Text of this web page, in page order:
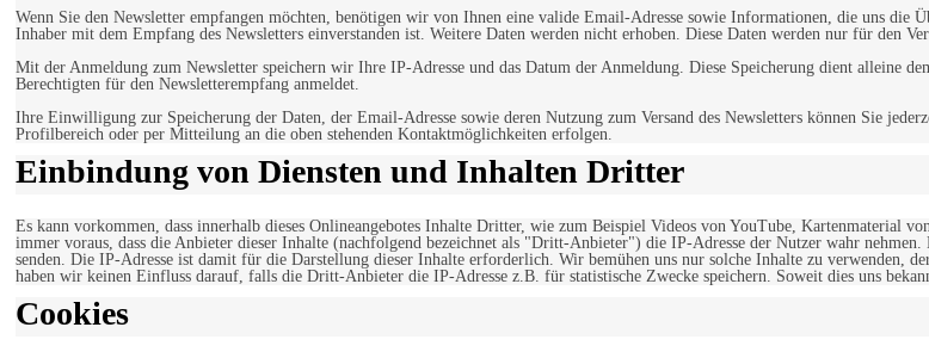
Wenn Sie den Newsletter empfangen möchten, benötigen wir von Ihnen eine valide Email-Adresse sowie Informationen, die uns die
Inhaber mit dem Empfang des Newsletters einverstanden ist. Weitere Daten werden nicht erhoben. Diese Daten werden nur für den
Mit der Anmeldung zum Newsletter speichern wir Ihre IP-Adresse und das Datum der Anmeldung. Diese Speicherung dient alleine
Berechtigten für den Newsletterempfang anmeldet.
Ihre Einwilligung zur Speicherung der Daten, der Email-Adresse sowie deren Nutzung zum Versand des Newsletters können Sie
Profilbereich oder per Mitteilung an die oben stehenden Kontaktmöglichkeiten erfolgen.
Einbindung von Diensten und Inhalten Dritter
Es kann vorkommen, dass innerhalb dieses Onlineangebotes Inhalte Dritter, wie zum Beispiel Videos von YouTube, Kartenmaterial
immer voraus, dass die Anbieter dieser Inhalte (nachfolgend bezeichnet als "Dritt-Anbieter") die IP-Adresse der Nutzer wahr
senden. Die IP-Adresse ist damit für die Darstellung dieser Inhalte erforderlich. Wir bemühen uns nur solche Inhalte zu verwenden,
haben wir keinen Einfluss darauf, falls die Dritt-Anbieter die IP-Adresse z.B. für statistische Zwecke speichern. Soweit dies uns
Cookies